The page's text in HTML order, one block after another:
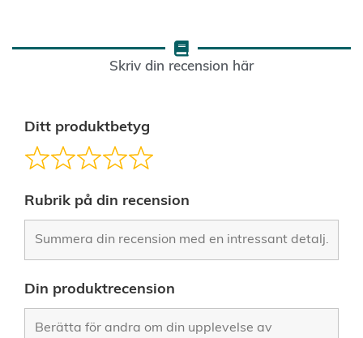
Skriv din recension här
Ditt produktbetyg
Rubrik på din recension
Din produktrecension